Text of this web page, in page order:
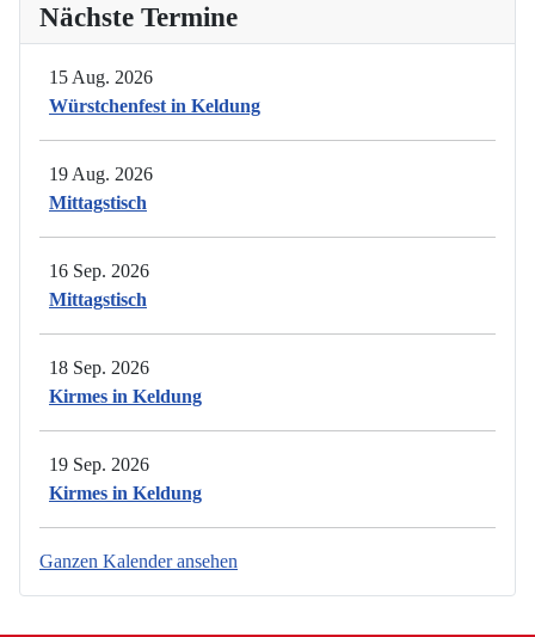
Nächste Termine
15 Aug. 2026
Würstchenfest in Keldung
19 Aug. 2026
Mittagstisch
16 Sep. 2026
Mittagstisch
18 Sep. 2026
Kirmes in Keldung
19 Sep. 2026
Kirmes in Keldung
Ganzen Kalender ansehen